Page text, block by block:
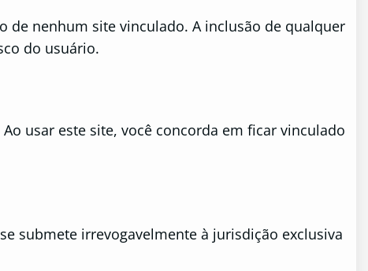
de nenhum site vinculado. A inclusão de qualquer
do usuário.
usar este site, você concorda em ficar vinculado
submete irrevogavelmente à jurisdição exclusiva